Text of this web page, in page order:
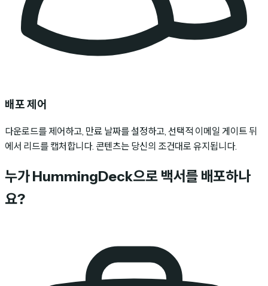
배포 제어
다운로드를 제어하고, 만료 날짜를 설정하고, 선택적 이메일 게이트 뒤
에서 리드를 캡처합니다. 콘텐츠는 당신의 조건대로 유지됩니다.
누가 HummingDeck으로 백서를 배포하나
요?